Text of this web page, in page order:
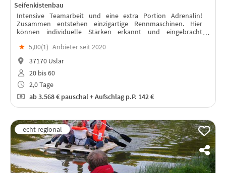
Seifenkistenbau
Intensive Teamarbeit und eine extra Portion Adrenalin!
Zusammen entstehen einzigartige Rennmaschinen. Hier
können individuelle Stärken erkannt und eingebracht
★ 5,00(1) Anbieter seit 2020
37170 Uslar
20 bis 60
2,0 Tage
ab3.568 € pauschal + Aufschlag p.P. 142 €